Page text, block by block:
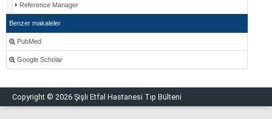
Reference Manager
Benzer makaleler
PubMed
Google Scholar
Copyright © 2026 Şişli Etfal Hastanesi Tıp Bülteni